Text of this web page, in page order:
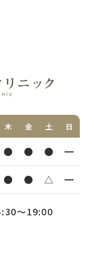
木 金 土 日
● ● ● ━
● ● △ ━
〜19:00